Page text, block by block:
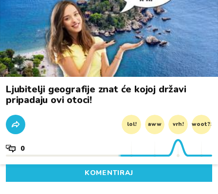
Ljubitelji geografije znat će kojoj državi
pripadaju ovi otoci!
lol! aww vrh! woot?!
0
KOMENTIRAJ